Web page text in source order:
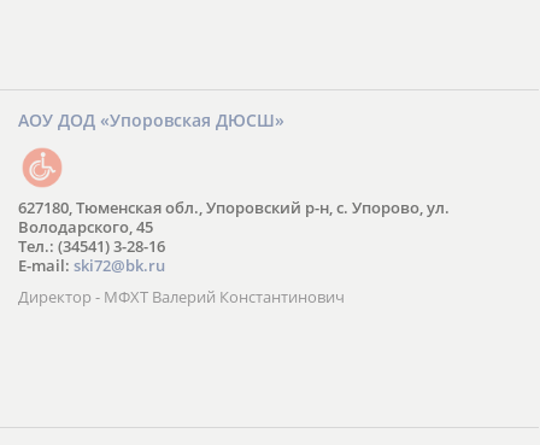
АОУ ДОД «Упоровская ДЮСШ»
627180, Тюменская обл., Упоровский р-н, с. Упорово, ул.
Володарского, 45
Тел.: (34541) 3-28-16
E-mail: ski72@bk.ru
Директор - МФХТ Валерий Константинович